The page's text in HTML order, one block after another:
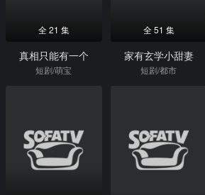
全 21 集
真相只能有一个
短剧/萌宝
全 51 集
家有玄学小甜妻
短剧/都市